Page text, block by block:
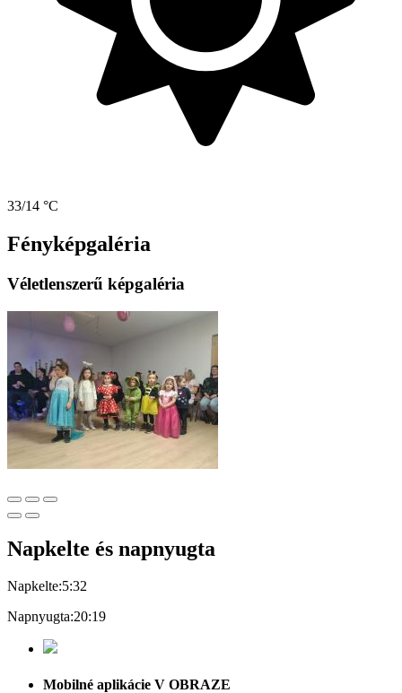
33/14 °C
Fényképgaléria
Véletlenszerű képgaléria
Napkelte és napnyugta
Napkelte:5:32
Napnyugta:20:19
Mobilné aplikácie V OBRAZE